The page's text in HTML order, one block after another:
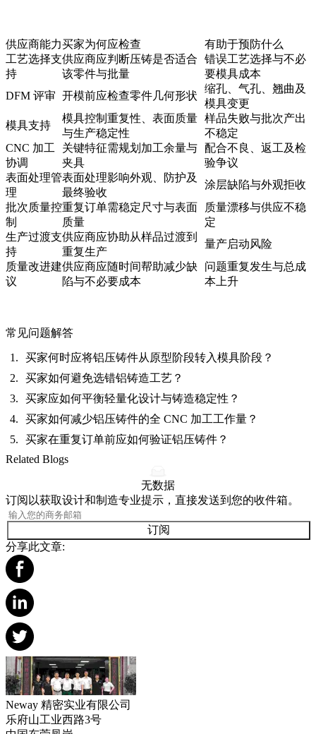
供应商能力买家为何应检查
有助于预防什么
工艺选择支
持
供应商应判断压铸是否适合
该零件与批量
错误工艺选择与不必
要模具成本
DFM 评审 开模前应检查零件几何形状
缩孔、气孔、翘曲及
模具变更
模具支持
模具控制重复性、表面质量
与生产稳定性
样品失败与批次产出
不稳定
CNC 加工
协调
关键特征需规划加工余量与
夹具
配合不良、返工及检
验争议
表面处理管
理
表面处理影响外观、防护及
最终验收
涂层缺陷与外观拒收
批次质量控
制
重复订单需稳定尺寸与表面
质量
质量漂移与供应不稳
定
生产过渡支
持
供应商应协助从样品过渡到
重复生产
量产启动风险
质量改进建
议
供应商应随时间帮助减少缺
陷与不必要成本
问题重复发生与总成
本上升
常见问题解答
买家何时应将铝压铸件从原型阶段转入模具阶段？
买家如何避免选错铝铸造工艺？
买家应如何平衡轻量化设计与铸造稳定性？
买家如何减少铝压铸件的全 CNC 加工工作量？
买家在重复订单前应如何验证铝压铸件？
Related Blogs
无数据
订阅以获取设计和制造专业提示，直接发送到您的收件箱。
订阅
分享此文章:
Neway 精密实业有限公司
乐府山工业西路3号